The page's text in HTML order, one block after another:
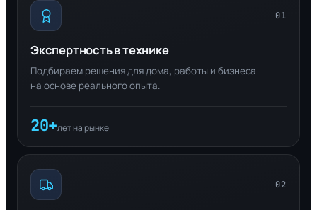
01
Экспертность в технике
Подбираем решения для дома, работы и бизнеса
на основе реального опыта.
20+лет на рынке
02